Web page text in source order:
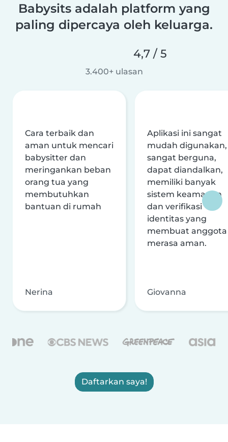
Babysits adalah platform yang
paling dipercaya oleh keluarga.
4,7 / 5
3.400+ ulasan
Cara terbaik dan
aman untuk mencari
babysitter dan
meringankan beban
orang tua yang
membutuhkan
bantuan di rumah
Nerina
Aplikasi ini sangat
mudah digunakan,
sangat berguna,
dapat diandalkan,
memiliki banyak
sistem keamanan
dan verifikasi
identitas yang
membuat anggota
merasa aman.
Giovanna
Daftarkan saya!